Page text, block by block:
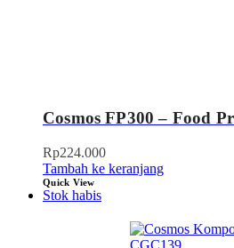
Cosmos FP300 – Food
Rp224.000
Tambah ke keranjang
Quick View
Stok habis